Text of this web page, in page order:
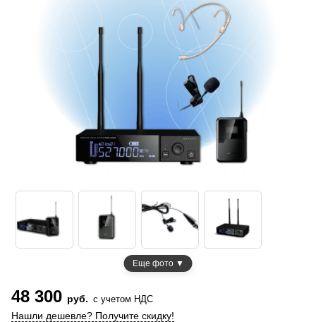
Еще фото ▼
48 300 руб. с учетом НДС
Нашли дешевле? Получите скидку!